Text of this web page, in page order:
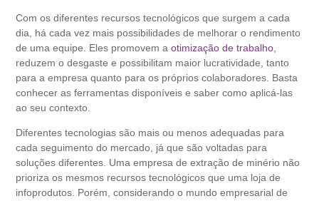
Com os diferentes recursos tecnológicos que surgem a cada
dia, há cada vez mais possibilidades de melhorar o rendimento
de uma equipe. Eles promovem aotimização de trabalho
reduzem o desgaste e possibilitam maior lucratividade, tanto
para a empresa quanto para os próprios colaboradores. Basta
conhecer as ferramentas disponíveis e saber como aplicá-las
ao seu contexto.
Diferentes tecnologias são mais ou menos adequadas para
cada seguimento do mercado, já que são voltadas para
soluções diferentes. Uma empresa de extração de minério não
prioriza os mesmos recursos tecnológicos que uma loja de
infoprodutos. Porém, considerando o mundo empresarial de